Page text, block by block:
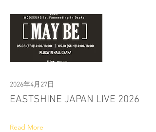
2026年4月27日
EASTSHINE JAPAN LIVE 2026
Read More